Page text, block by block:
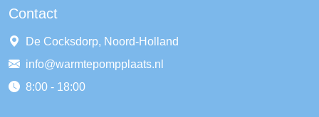
Contact
De Cocksdorp, Noord-Holland
info@warmtepompplaats.nl
8:00 - 18:00